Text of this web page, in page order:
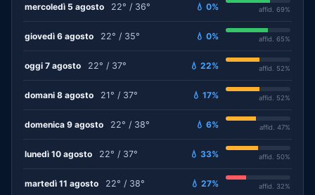
mercoledì 5 agosto 22° / 36° 💧 0% affid. 69%
giovedì 6 agosto 22° / 35° 💧 0% affid. 65%
oggi 7 agosto 22° / 37° 💧 22% affid. 52%
domani 8 agosto 21° / 37° 💧 17% affid. 52%
domenica 9 agosto 22° / 38° 💧 6% affid. 47%
lunedì 10 agosto 22° / 37° 💧 33% affid. 50%
martedì 11 agosto 22° / 38° 💧 27% affid. 32%